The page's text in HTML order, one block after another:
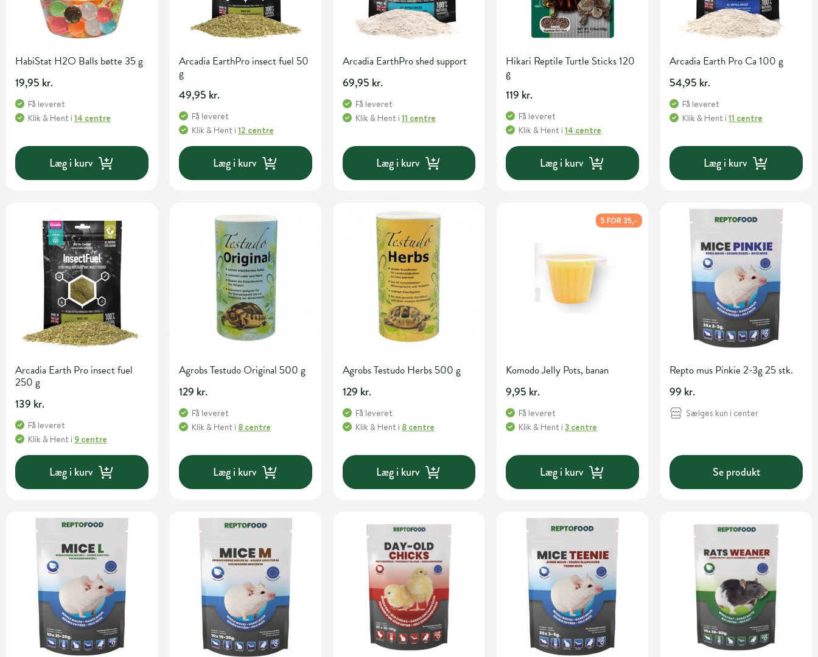
HabiStat H2O Balls bøtte 35 g
19,95 kr.
Få leveret
Klik & Hent i 14 centre
Læg i kurv
Arcadia EarthPro insect fuel 50
g
49,95 kr.
Få leveret
Klik & Hent i 12 centre
Læg i kurv
Arcadia EarthPro shed support
69,95 kr.
Få leveret
Klik & Hent i 11 centre
Læg i kurv
Hikari Reptile Turtle Sticks 120
g
119 kr.
Få leveret
Klik & Hent i14 centre
Læg i kurv
Arcadia Earth Pro Ca 100 g
54,95 kr.
Få leveret
Klik & Hent i11 centre
Læg i kurv
Arcadia Earth Pro insect fuel
250 g
139 kr.
Få leveret
Klik & Hent i 9 centre
Læg i kurv
Agrobs Testudo Original 500 g
129 kr.
Få leveret
Klik & Hent i 8 centre
Læg i kurv
Agrobs Testudo Herbs 500 g
129 kr.
Få leveret
Klik & Hent i 8 centre
Læg i kurv
5 FOR 35,-
Komodo Jelly Pots, banan
9,95 kr.
Få leveret
Klik & Hent i3 centre
Læg i kurv
Repto mus Pinkie 2-3g 25 stk.
99 kr.
Sælges kun i center
Se produkt